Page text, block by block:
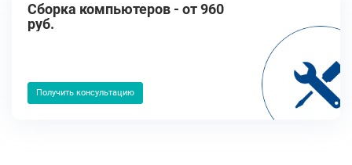
Сборка компьютеров - от 960
руб.
Получить консультацию